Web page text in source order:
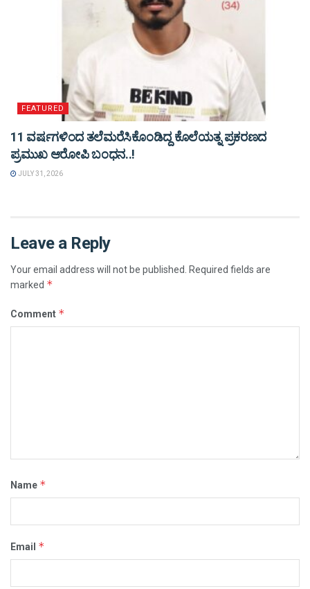
FEATURED
11 ವರ್ಷಗಳಿಂದ ತಲೆಮರೆಸಿಕೊಂಡಿದ್ದ ಕೊಲೆಯತ್ನ ಪ್ರಕರಣದ
ಪ್ರಮುಖ ಆರೋಪಿ ಬಂಧನ..!
JULY 31, 2026
Leave a Reply
Your email address will not be published.
Required fields are
marked *
Comment *
Name *
Email *